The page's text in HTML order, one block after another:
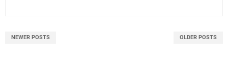
NEWER POSTS OLDER POSTS